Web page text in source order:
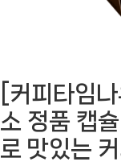
[커피타임
소 정품 캡
로 맛있는